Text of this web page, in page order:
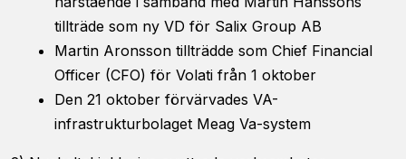
tillträde som ny VD för Salix Group AB
Martin Aronsson tillträdde som Chief Financial
Officer (CFO) för Volati från 1 oktober
Den 21 oktober förvärvades VA-
infrastrukturbolaget Meag Va-system
du nekar de
här kakorna
kommer
viss
funktionalitet
att försvinna
från
hemsidan.